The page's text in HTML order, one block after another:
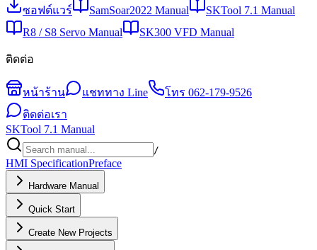
ซอฟต์แวร์ SamSoar2022 Manual
SKTool 7.1 Manual
R8 / S8 Servo Manual
SK300 VFD Manual
ติดต่อ
หน้าร้าน แชททาง Line โทร 062-179-9526
ติดต่อเรา
SKTool 7.1 Manual
/
HMI SpecificationPreface
Hardware Manual
Quick Start
Create New Projects